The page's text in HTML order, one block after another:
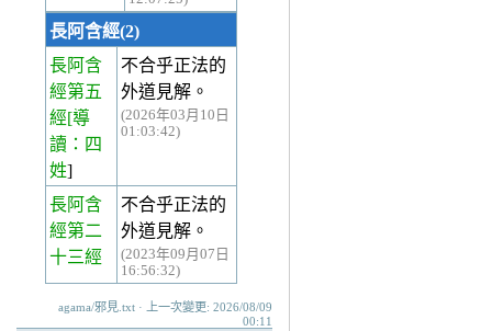
長阿含經(2)
長阿含
經第五
經[導
讀：四
姓]
不合乎正法的
外道見解。
(2026年03月10日
01:03:42)
長阿含
經第二
十三經
不合乎正法的
外道見解。
(2023年09月07日
16:56:32)
agama/邪見.txt · 上一次變更: 2026/08/09
00:11